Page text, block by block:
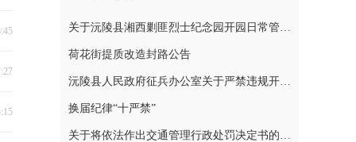
关于沅陵县湘西剿匪烈士纪念园开园日常管理规定（草案）公开征求意见的公告
荷花街提质改造封路公告
沅陵县人民政府征兵办公室关于严禁违规开展 涉征兵商业化培训的公告
换届纪律“十严禁”
关于将依法作出交通管理行政处罚决定书的公告